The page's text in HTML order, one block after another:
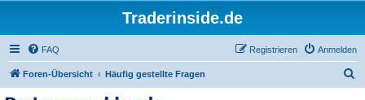
Traderinside.de
FAQ Anmelden
Registrieren
Foren-Übersicht Häufig gestellte Fragen